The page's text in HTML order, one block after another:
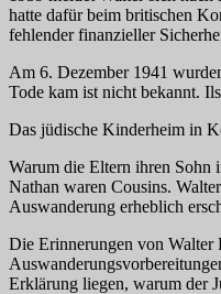
hatte dafür beim britischen
fehlender finanzieller
Am 6. Dezember 1941
Tode kam ist nicht bekannt.
Das jüdische Kinderheim in
Warum die Eltern ihren Sohn
Nathan waren Cousins.
Auswanderung erheblich
Die Erinnerungen von Walter
Erklärung liegen, warum der